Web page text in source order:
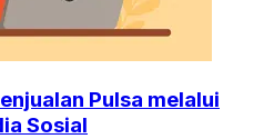
Pulsa melalui
Sosial